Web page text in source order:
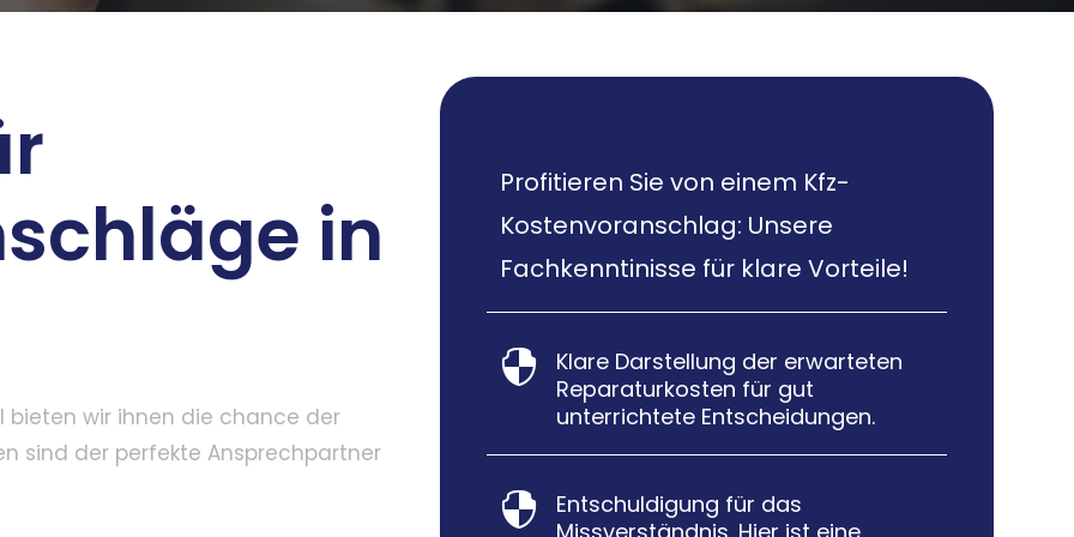
in
bieten wir ihnen die chance der
sind der perfekte Ansprechpartner
Profitieren Sie von einem Kfz-
Kostenvoranschlag: Unsere
Fachkenntinisse für klare Vorteile!

Klare Darstellung der erwarteten
Reparaturkosten für gut
unterrichtete Entscheidungen.

Entschuldigung für das